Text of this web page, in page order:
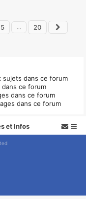
5 … 20
sujets dans ce forum
ce forum
dans ce forum
dans ce forum
et Infos